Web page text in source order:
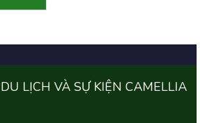
LỊCH VÀ SỰ KIỆN CAMELLIA